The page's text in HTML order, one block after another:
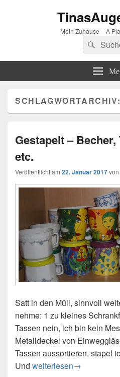
Mein Zuhause – A
Suchen
nach:
SCHLAGWORTARCHIV:
Gestapelt –
etc.
Veröffentlicht am 22. Januar 2017von
Satt in den Müll, sinnvoll
nehme: 1 zu kleines
Tassen nein, ich bin kein
Metalldeckel von
Tassen aussortieren, stapel
Und Gestapelt – Becher,
weiterlesen→